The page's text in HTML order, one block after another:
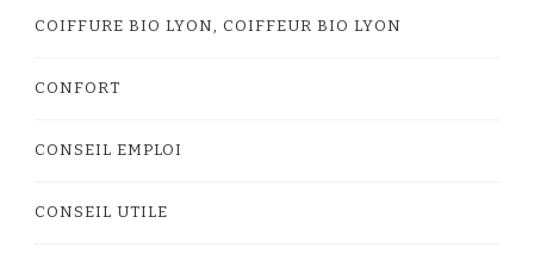
COIFFURE BIO LYON, COIFFEUR BIO LYON
CONFORT
CONSEIL EMPLOI
CONSEIL UTILE